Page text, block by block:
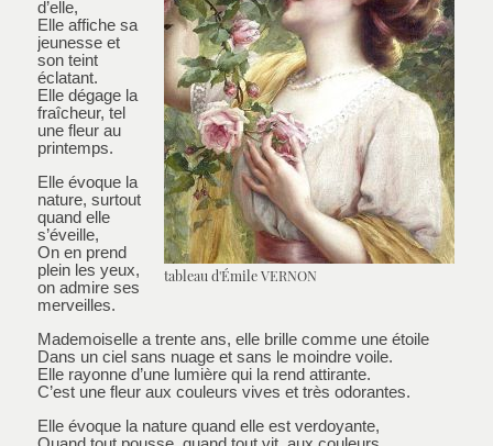
tableau d'Émile VERNON
d’elle,
Elle affiche sa
jeunesse et
son teint
éclatant.
Elle dégage la
fraîcheur, tel
une fleur au
printemps.
Elle évoque la
nature, surtout
quand elle
s’éveille,
On en prend
plein les yeux,
on admire ses
merveilles.
Mademoiselle a trente ans, elle brille comme une étoile
Dans un ciel sans nuage et sans le moindre voile.
Elle rayonne d’une lumière qui la rend attirante.
C’est une fleur aux couleurs vives et très odorantes.
Elle évoque la nature quand elle est verdoyante,